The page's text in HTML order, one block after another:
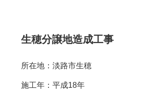
生穂分譲地造成工事
所在地：淡路市生穂
施工年：平成18年